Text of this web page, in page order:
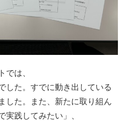
では、
した。すでに動き出している
した。また、新たに取り組ん
実践してみたい」、